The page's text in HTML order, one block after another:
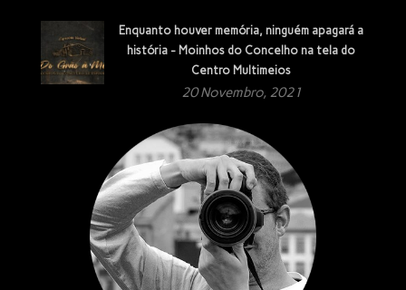
Enquanto houver memória, ninguém apagará a
história - Moinhos do Concelho na tela do
Centro Multimeios
20 Novembro, 2021